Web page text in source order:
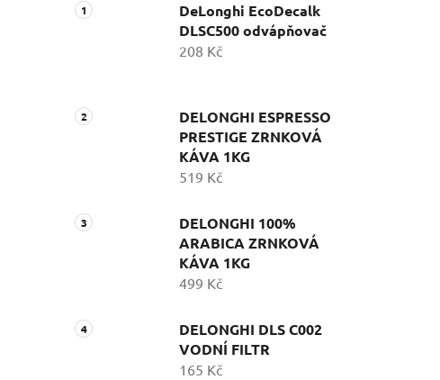
DeLonghi EcoDecalk
DLSC500 odvápňovač
208 Kč
DELONGHI ESPRESSO
PRESTIGE ZRNKOVÁ
KÁVA 1KG
519 Kč
DELONGHI 100%
ARABICA ZRNKOVÁ
KÁVA 1KG
499 Kč
DELONGHI DLS C002
VODNÍ FILTR
165 Kč